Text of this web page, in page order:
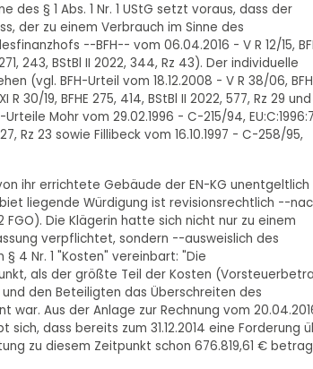
§ 1 Abs. 1 Nr. 1 UStG setzt voraus, dass der
der zu einem Verbrauch im Sinne des
--BFH-- vom 06.04.2016 - V R 12/15,
243, BStBl II 2022, 344, Rz 43). Der individuelle
(vgl. BFH-Urteil vom 18.12.2008 - V R 38/06,
30/19, BFHE 275, 414, BStBl II 2022, 577, Rz 29 und
Urteile Mohr vom 29.02.1996 - C-215/94,
Rz 23 sowie Fillibeck vom 16.10.1997 - C-258/95,
ihr errichtete Gebäude der EN-KG unentgeltlich
liegende Würdigung ist revisionsrechtlich --
Die Klägerin hatte sich nicht nur zu einem
verpflichtet, sondern --ausweislich des
§ 4 Nr. 1 "Kosten" vereinbart: "Die
als der größte Teil der Kosten
den Beteiligten das Überschreiten des
Aus der Anlage zur Rechnung vom
dass bereits zum 31.12.2014 eine Forderung
zu diesem Zeitpunkt schon 676.819,61 €